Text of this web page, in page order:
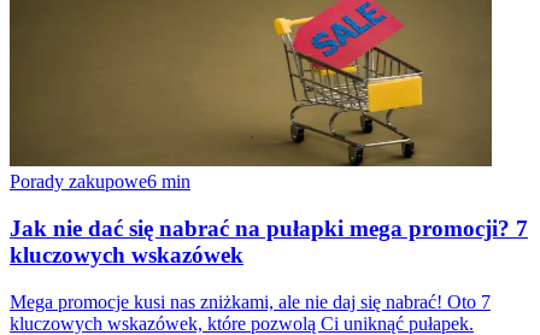
Porady zakupowe6 min
Jak nie dać się nabrać na pułapki mega promocji? 7
kluczowych wskazówek
Mega promocje kusi nas zniżkami, ale nie daj się nabrać! Oto 7
kluczowych wskazówek, które pozwolą Ci uniknąć pułapek.